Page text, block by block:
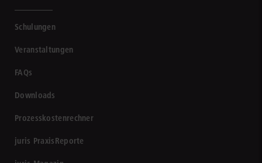
Schulungen
Veranstaltungen
FAQs
Downloads
Prozesskostenrechner
juris PraxisReporte